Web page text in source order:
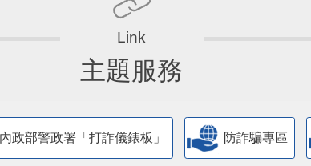
主題服務
內政部警政署「打詐儀錶板」 防詐騙專區